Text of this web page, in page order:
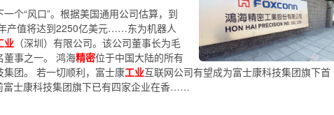
个“风口”。根据美国通用公司估算，到
产值将达到2250亿美元……东为机器人
业 （深圳）有限公司。该公司董事长为毛
董事之一。 鸿海精密位于中国大陆的所有
团。 若一切顺利，富士康工业互联网公司有望成为富士康科技集团旗下首
富士康科技集团旗下已有四家企业在香……